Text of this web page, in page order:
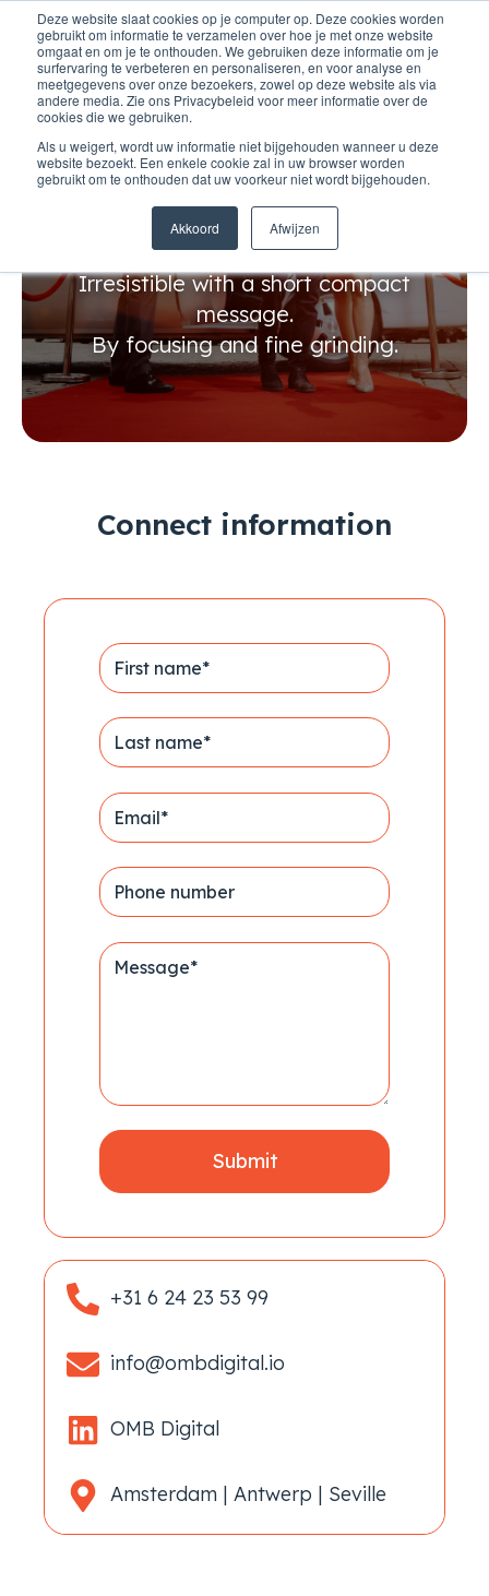
Deze website slaat cookies op je computer op. Deze cookies worden
gebruikt om informatie te verzamelen over hoe je met onze website
omgaat en om je te onthouden. We gebruiken deze informatie om je
surfervaring te verbeteren en personaliseren, en voor analyse en
meetgegevens over onze bezoekers, zowel op deze website als via
andere media. Zie ons Privacybeleid voor meer informatie over de
cookies die we gebruiken.
Als u weigert, wordt uw informatie niet bijgehouden wanneer u deze
website bezoekt. Een enkele cookie zal in uw browser worden
gebruikt om te onthouden dat uw voorkeur niet wordt bijgehouden.
Akkoord Afwijzen
Introduce yourself!
Irresistible with a short compact
message.
By focusing and fine grinding.
Connect information
+31 6 24 23 53 99
info@ombdigital.io
OMB Digital
Amsterdam | Antwerp | Seville